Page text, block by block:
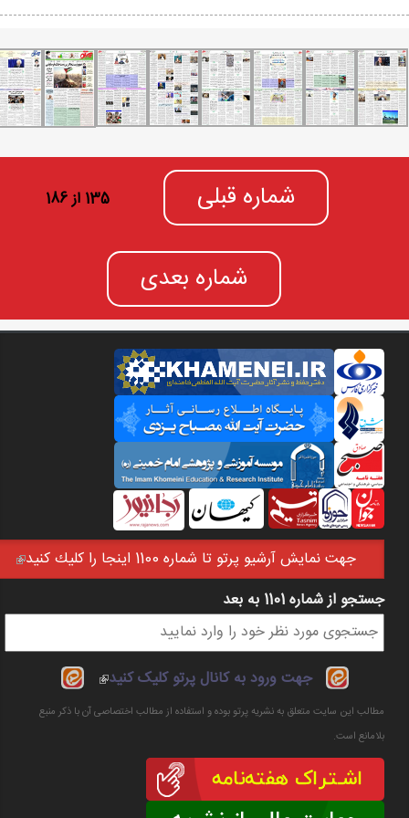
شماره قبلی 135 از 186
شماره بعدی
جهت نمايش آرشيو پرتو تا شماره 1100 اينجا را كليك كنيد
فرم جستجو
جستجو از شماره 1101 به بعد
جهت ورود به کانال پرتو کلیک کنید
(link is
external)
مطالب این سایت متعلق به نشریه پرتو بوده و استفاده از مطالب اختصاصی آن با ذکر منبع
بلامانع است.